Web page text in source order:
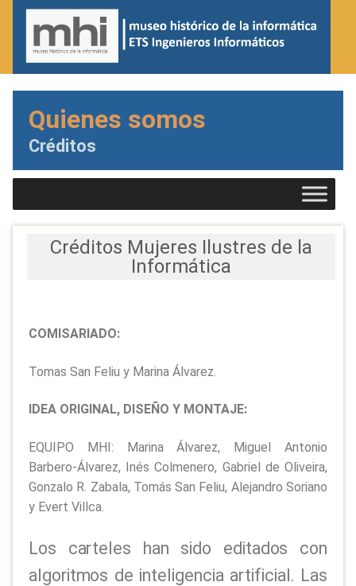
Quienes somos
Créditos
Créditos Mujeres Ilustres de la
Informática
COMISARIADO:
Tomas San Feliu y Marina Álvarez.
IDEA ORIGINAL, DISEÑO Y MONTAJE:
EQUIPO MHI: Marina Álvarez, Miguel Antonio
Barbero-Álvarez, Inés Colmenero, Gabriel de Oliveira,
Gonzalo R. Zabala, Tomás San Feliu, Alejandro Soriano
y Evert Villca.
Los carteles han sido editados con
algoritmos de inteligencia artificial. Las